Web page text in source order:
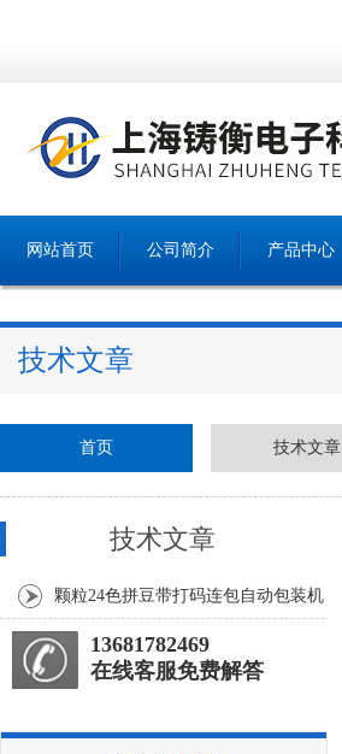
网站首页 公司简介 产品中心
技术文章
首页 技术文章
技术文章
颗粒24色拼豆带打码连包自动包装机
上海厂家
13681782469
在线客服免费解答